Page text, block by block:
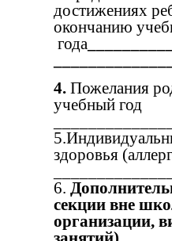
достижениях
окончанию
года
4. Пожелания
учебный год
здоровья
6.
секции вне
организации,